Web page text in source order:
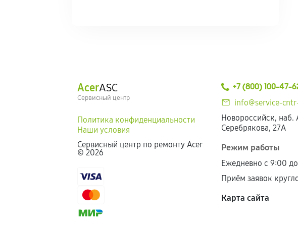
AcerASC
Сервисный центр
Политика конфиденциальности
Наши условия
Сервисный центр по ремонту Acer
©2026
+7 (800) 100-47-
info@service-
Новороссийск, наб.
Серебрякова, 27А
Режим работы
Ежедневно с 9:00
Приём заявок
Карта сайта